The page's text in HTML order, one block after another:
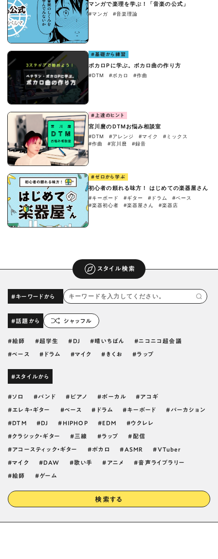
マンガで楽理を学ぶ！「音楽の公式」
#マンガ #音楽理論
#基礎から練習
ボカロPに学ぶ。ボカロ曲の作り方
#DTM #ボカロ #作曲
#上達のヒント
宮川麿のDTMお悩み相談室
#DTM #アレンジ #マイク
#ミックス
#作曲
#宮川麿 #録音
#ゼロから学ぶ
初心者の頼れる味方！ はじめての楽器屋さん
#キーボード #ギター #ドラム
#ベース
#楽器初心者
#楽器屋さん #楽器店
スタイル検索
#キーワードから
#話題から シャッフル
絵師 超学生 DJ 晴いちばん ニコニコ超会議
ベース ドラム マイク きくお ラップ
#スタイルから
ソロ バンド ピアノ ボーカル アコギ
エレキ・ギター ベース ドラム キーボード パーカション
DTM DJ HIPHOP EDM ウクレレ
クラシック・ギター 三線 ラップ 配信
アコースティック・ギター ボカロ ASMR VTuber
マイク DAW 歌い手 アニメ 音声ライブラリー
絵師 ゲーム
検索する